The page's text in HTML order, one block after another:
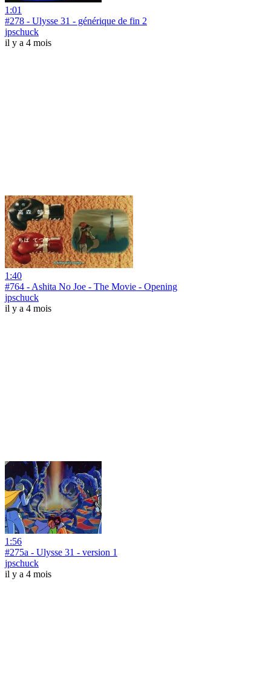
1:01
#278 - Ulysse 31 - générique de fin 2
jpschuck
il y a 4 mois
1:40
#764 - Ashita No Joe - The Movie - Opening
jpschuck
il y a 4 mois
1:56
#275a - Ulysse 31 - version 1
jpschuck
il y a 4 mois